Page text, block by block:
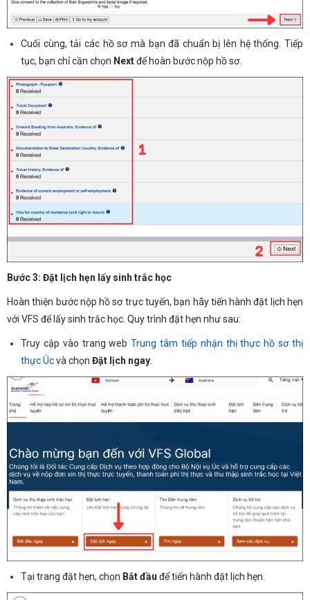
Cuối cùng, tải các hồ sơ mà bạn đã chuẩn bị lên hệ thống. Tiếp
tục, bạn chỉ cần chọn Nextđể hoàn bước nộp hồ sơ.
Bước 3: Đặt lịch hẹn lấy sinh trắc học
Hoàn thiện bước nộp hồ sơ trực tuyến, bạn hãy tiến hành đặt lịch hẹn
với VFS để lấy sinh trắc học. Quy trình đặt hẹn như sau:
Truy cập vào trang webTrung tâm tiếp nhận thị thực hồ sơ thị
thực Úcvà chọn Đặt lịch ngay
Tại trang đặt hẹn, chọn Bắt đầu để tiến hành đặt lịch hẹn.